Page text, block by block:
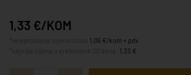
1,33 €/KOM
1,06 €/kom + pdv
1,33 €